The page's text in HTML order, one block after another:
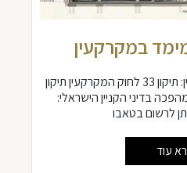
במקרקעין
זכויות תלת מימד במקרקעין: תיקון 33 לחוק המקרקעין תיקון
בדיני הקניין הישראלי:
לרשום בטאבו
עוד